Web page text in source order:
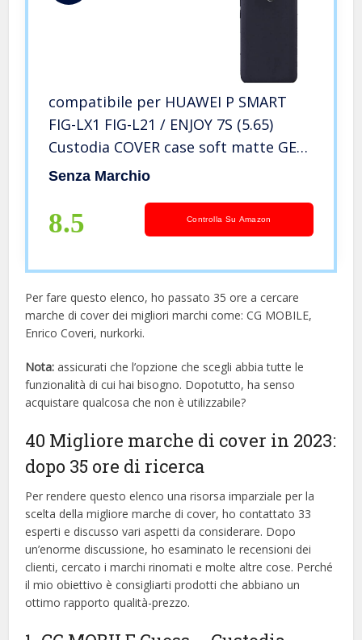
compatibile per HUAWEI P SMART
FIG-LX1 FIG-L21 / ENJOY 7S (5.65)
Custodia COVER case soft matte GEL
SILICONE protezione flessibile
Senza Marchio
8.5 Controlla Su Amazon
Per fare questo elenco, ho passato 35 ore a cercare
marche di cover dei migliori marchi come: CG MOBILE,
Enrico Coveri, nurkorki.
Nota: assicurati che l’opzione che scegli abbia tutte le
funzionalità di cui hai bisogno. Dopotutto, ha senso
acquistare qualcosa che non è utilizzabile?
40 Migliore marche di cover in 2023:
dopo 35 ore di ricerca
Per rendere questo elenco una risorsa imparziale per la
scelta della migliore marche di cover, ​​ho contattato 33
esperti e discusso vari aspetti da considerare. Dopo
un’enorme discussione, ho esaminato le recensioni dei
clienti, cercato i marchi rinomati e molte altre cose. Perché
il mio obiettivo è consigliarti prodotti che abbiano un
ottimo rapporto qualità-prezzo.